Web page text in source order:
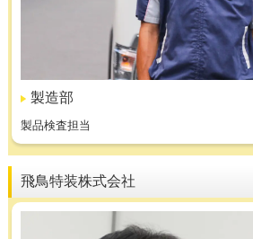
製造部
製品検査担当
飛鳥特装株式会社